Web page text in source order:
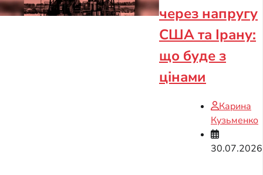
через напругу
США та Ірану:
що буде з
цінами
Карина
Кузьменко
30.07.2026